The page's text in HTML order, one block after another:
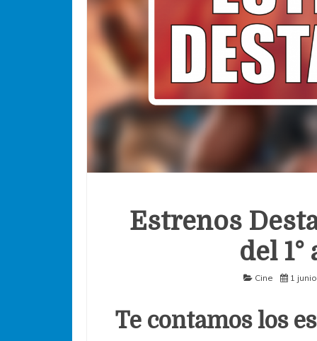
Estrenos
del
Cine 1
Te contamos los